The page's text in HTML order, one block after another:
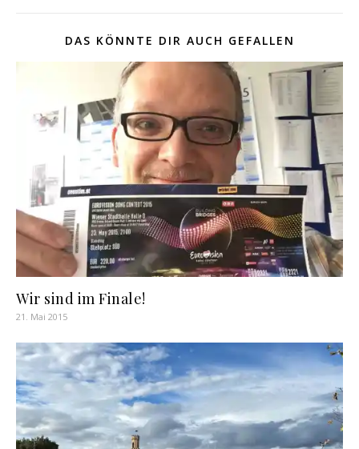
DAS KÖNNTE DIR AUCH GEFALLEN
Wir sind im Finale!
21. Mai 2015